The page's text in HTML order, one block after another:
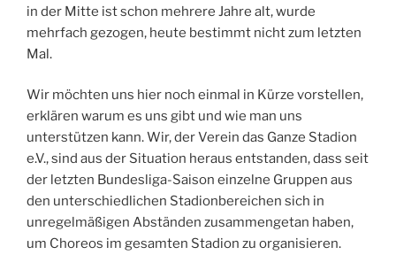
in der Mitte ist schon mehrere Jahre alt, wurde
mehrfach gezogen, heute bestimmt nicht zum letzten
Mal.
Wir möchten uns hier noch einmal in Kürze vorstellen,
erklären warum es uns gibt und wie man uns
unterstützen kann. Wir, der Verein das Ganze Stadion
e.V., sind aus der Situation heraus entstanden, dass seit
der letzten Bundesliga-Saison einzelne Gruppen aus
den unterschiedlichen Stadionbereichen sich in
unregelmäßigen Abständen zusammengetan haben,
um Choreos im gesamten Stadion zu organisieren.